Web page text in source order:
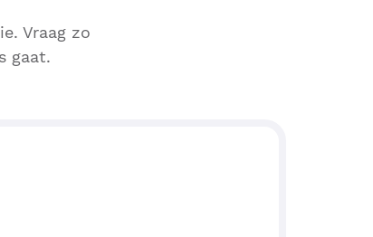
Vraag zo
gaat.